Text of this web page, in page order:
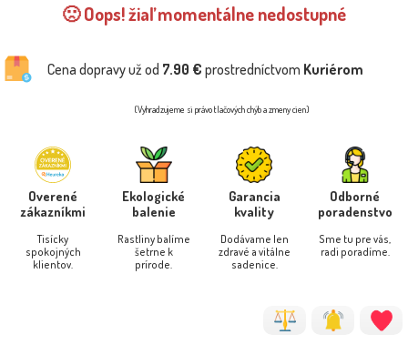
🙁 Oops! žiaľ momentálne nedostupné
Cena dopravy už od 7.90 € prostredníctvom Kuriérom
(Vyhradzujeme si právo tlačových chýb a zmeny cien)
Overené
zákazníkmi
Tisícky
spokojných
klientov.
Ekologické
balenie
Rastliny balíme
šetrne k
prírode.
Garancia
kvality
Dodávame len
zdravé a vitálne
sadenice.
Odborné
poradenstvo
Sme tu pre vás,
radi poradíme.